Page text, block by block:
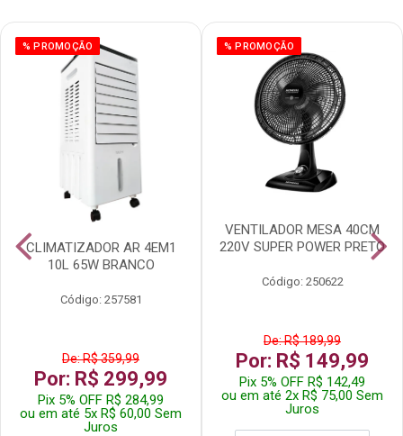
% PROMOÇÃO
CLIMATIZADOR AR 4EM1
10L 65W BRANCO
Código: 257581
De: R$ 359,99
Por: R$ 299,99
Pix 5% OFF R$ 284,99
ou em até 5x R$ 60,00 Sem
Juros
% PROMOÇÃO
VENTILADOR MESA 40CM
220V SUPER POWER PRETO
Código: 250622
De: R$ 189,99
Por: R$ 149,99
Pix 5% OFF R$ 142,49
ou em até 2x R$ 75,00 Sem
Juros